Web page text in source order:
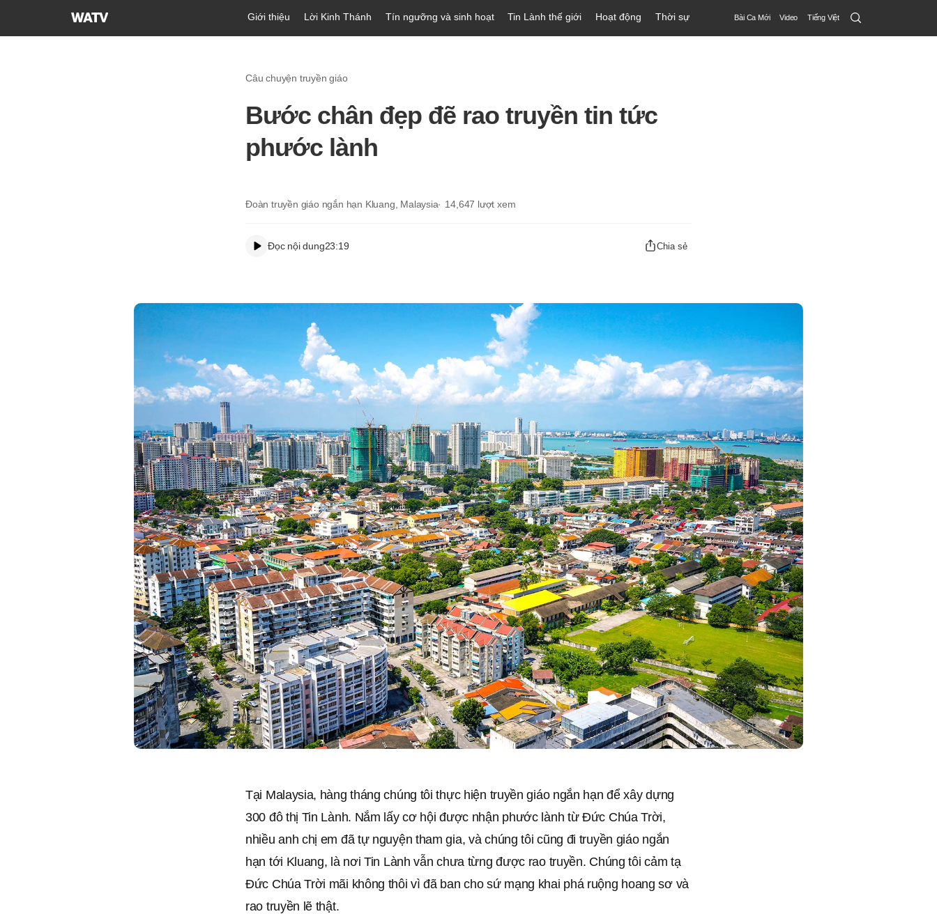
Hội
Giới thiệu Lời Kinh Thánh Tín ngưỡng và sinh hoạt Tin Lành thế giới Hoạt động Thời sự Bài Ca Mới Video Tiếng Việt Search
Submit
Câu chuyện truyền giáo
Bước chân đẹp đẽ rao truyền tin tức
phước lành
Đoàn truyền giáo ngắn hạn Kluang, Malaysia 14,647 lượt xem
Đọc nội dung23:19 Chia sẻ
Tại Malaysia, hàng tháng chúng tôi thực hiện truyền giáo ngắn hạn để xây dựng
300 đô thị Tin Lành. Nắm lấy cơ hội được nhận phước lành từ Đức Chúa Trời,
nhiều anh chị em đã tự nguyện tham gia, và chúng tôi cũng đi truyền giáo ngắn
hạn tới Kluang, là nơi Tin Lành vẫn chưa từng được rao truyền. Chúng tôi cảm tạ
Đức Chúa Trời mãi không thôi vì đã ban cho sứ mạng khai phá ruộng hoang sơ và
rao truyền lẽ thật.